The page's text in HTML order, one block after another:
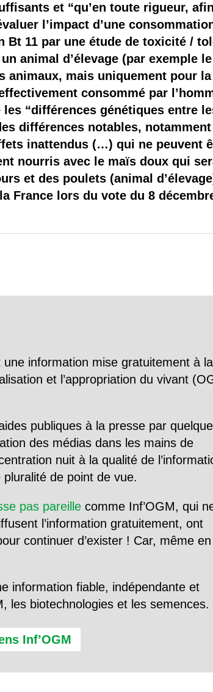
inconvénients des OGM ?
et “qu’en toute rigueur,
l’impact d’une
11 par une étude de toxicité /
animal d’élevage (par exemple
animaux, mais uniquement pour
consommé par
“différences génétiques entre
différences notables,
inattendus (…) qui ne peuvent
nourris avec le maïs doux qui
et des poulets (animal
France lors du vote du 8
information mise gratuitement à la
et l’appropriation du vivant
publiques à la presse par
des médias dans les mains de
nuit à la qualité de
de point de vue.
pas pareille comme Inf’OGM, qui
l’information gratuitement, ont
continuer d’exister ! Car, même en
information fiable, indépendante et
les biotechnologies et les semences.
Inf’OGM